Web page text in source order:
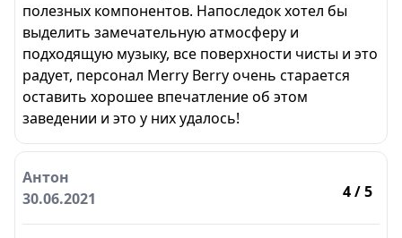
полезных компонентов. Напоследок хотел бы
выделить замечательную атмосферу и
подходящую музыку, все поверхности чисты и это
радует, персонал Merry Berry очень старается
оставить хорошее впечатление об этом
заведении и это у них удалось!
Антон
30.06.2021
4/ 5